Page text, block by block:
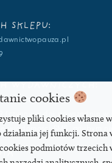
SKLEPU:
(czynny w dni powszednie w
wiadomości SMS, gdybym
cookies
pliki cookies własne
działania jej funkcji. Strona
podmiotów trzecich